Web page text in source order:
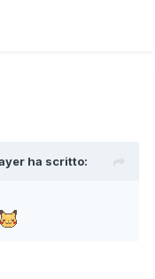
ha scritto: